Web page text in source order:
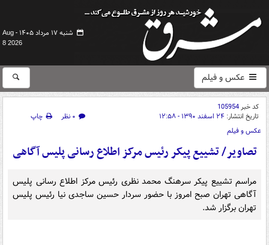
شنبه ۱۷ مرداد ۱۴۰۵ -
Aug
8 2026
عکس و فیلم
کد خبر105954
تاریخ انتشار: ۲۴ اسفند ۱۳۹۰ - ۱۲:۵۸ ۰ نظر
چاپ
عکس و فیلم
تصاویر/ تشییع پیکر رئیس مرکز اطلاع رسانی پلیس آگاهی
مراسم تشییع پیکر سرهنگ محمد نظری رئیس مرکز اطلاع رسانی پلیس
آگاهی تهران صبح امروز با حضور سردار حسین ساجدی نیا رئیس پلیس
تهران برگزار شد.